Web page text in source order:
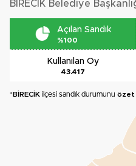
BİRECİK Belediye
Açılan Sandık
%100
Kullanılan Oy
43.417
*BİRECİK ilçesi sandık durumunu özet